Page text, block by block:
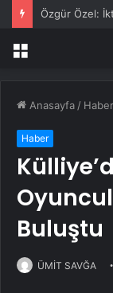
Menü
Anasayfa / Haber
Haber
Buluştu
ÜMİT SAVĞA